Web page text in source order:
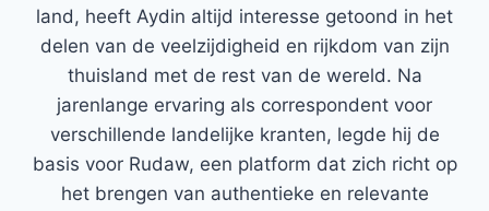
land, heeft Aydin altijd interesse getoond in het
delen van de veelzijdigheid en rijkdom van zijn
thuisland met de rest van de wereld. Na
jarenlange ervaring als correspondent voor
verschillende landelijke kranten, legde hij de
basis voor Rudaw, een platform dat zich richt op
het brengen van authentieke en relevante